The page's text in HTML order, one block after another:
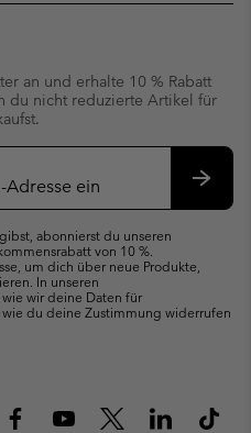
an und erhalte 10 % Rabatt
du nicht reduzierte Artikel für
abonnierst du unseren
von 10 %.
um dich über neue Produkte,
In unseren
wir deine Daten für
du deine Zustimmung widerrufen